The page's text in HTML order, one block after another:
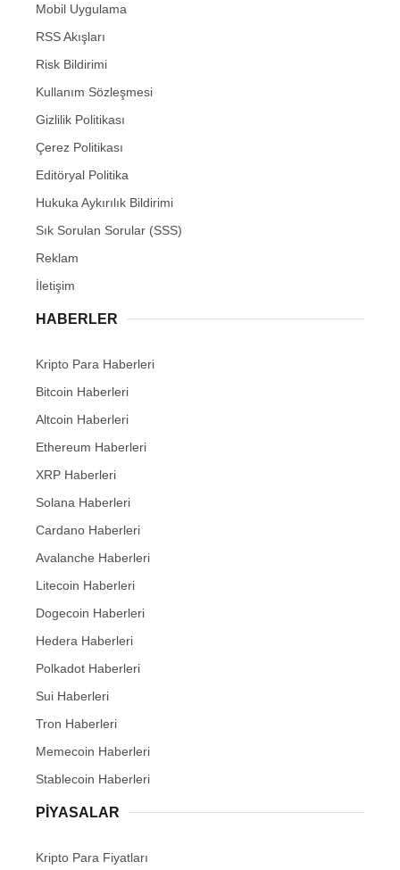
Mobil Uygulama
RSS Akışları
Risk Bildirimi
Kullanım Sözleşmesi
Gizlilik Politikası
Çerez Politikası
Editöryal Politika
Hukuka Aykırılık Bildirimi
Sık Sorulan Sorular (SSS)
Reklam
İletişim
HABERLER
Kripto Para Haberleri
Bitcoin Haberleri
Altcoin Haberleri
Ethereum Haberleri
XRP Haberleri
Solana Haberleri
Cardano Haberleri
Avalanche Haberleri
Litecoin Haberleri
Dogecoin Haberleri
Hedera Haberleri
Polkadot Haberleri
Sui Haberleri
Tron Haberleri
Memecoin Haberleri
Stablecoin Haberleri
PIYASALAR
Kripto Para Fiyatları